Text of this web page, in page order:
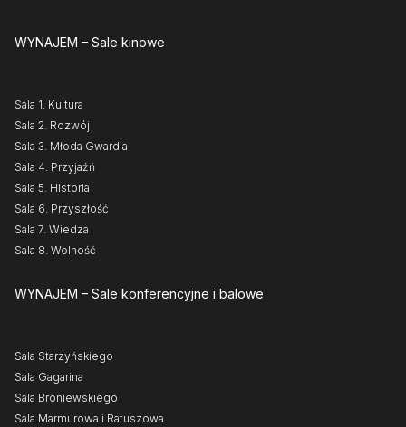
WYNAJEM – Sale kinowe
Sala 1. Kultura
Sala 2. Rozwój
Sala 3. Młoda Gwardia
Sala 4. Przyjaźń
Sala 5. Historia
Sala 6. Przyszłość
Sala 7. Wiedza
Sala 8. Wolność
WYNAJEM – Sale konferencyjne i balowe
Sala Starzyńskiego
Sala Gagarina
Sala Broniewskiego
Sala Marmurowa i Ratuszowa